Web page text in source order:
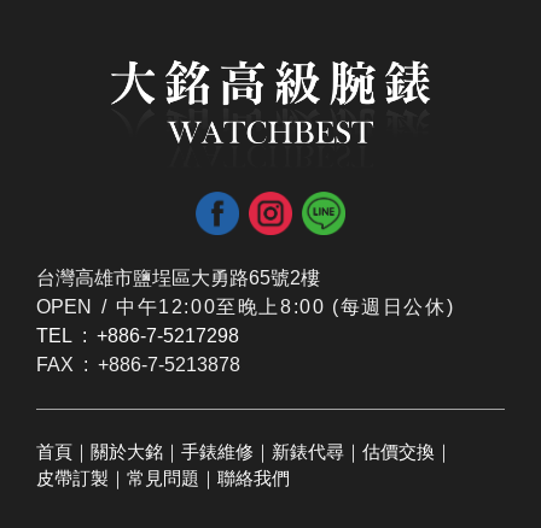
台灣高雄市鹽埕區大勇路65號2樓
OPEN / ​中午12:00至晚上8:00 (每週日公休)
TEL : +886-7-5217298
FAX : +886-7-5213878
首頁 ｜ 關於大銘 ｜ 手錶維修 ｜ 新錶代尋 ｜ 估價交換 ｜
皮帶訂製 ｜ 常見問題 ｜ 聯絡我們